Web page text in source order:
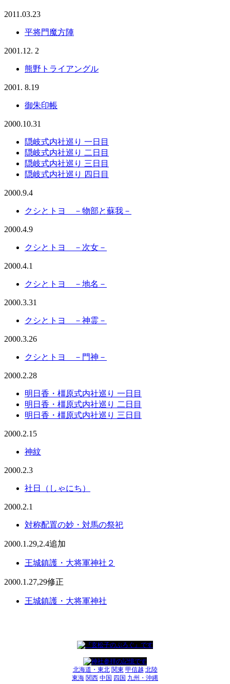
2011.03.23
平将門魔方陣
2001.12. 2
熊野トライアングル
2001. 8.19
御朱印帳
2000.10.31
隠岐式内社巡り 一日目
隠岐式内社巡り 二日目
隠岐式内社巡り 三日目
隠岐式内社巡り 四日目
2000.9.4
クシとトヨ －物部と蘇我－
2000.4.9
クシとトヨ －次女－
2000.4.1
クシとトヨ －地名－
2000.3.31
クシとトヨ －神霊－
2000.3.26
クシとトヨ －門神－
2000.2.28
明日香・橿原式内社巡り 一日目
明日香・橿原式内社巡り 二日目
明日香・橿原式内社巡り 三日目
2000.2.15
神紋
2000.2.3
社日（しゃにち）
2000.2.1
対称配置の妙・対馬の祭祀
2000.1.29,2.4追加
王城鎮護・大将軍神社２
2000.1.27,29修正
王城鎮護・大将軍神社
北海道・東北 関東 甲信越 北陸
東海 関西 中国 四国 九州・沖縄